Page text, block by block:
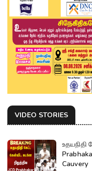
VIDEO STORIES
உதயநிதி
Cauvery